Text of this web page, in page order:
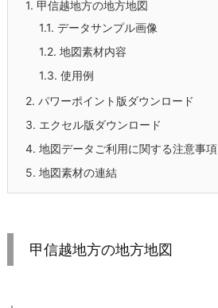
1. 甲信越地方の地方地図
1.1. データサンプル画像
1.2. 地図素材内容
1.3. 使用例
2. パワーポイント版ダウンロード
3. エクセル版ダウンロード
4. 地図データご利用に関する注意事項
5. 地図素材の連結
甲信越地方の地方地図